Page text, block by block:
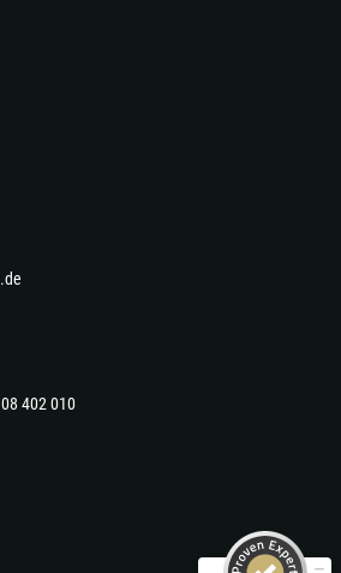
402 010Kundenbewertungen und Erfahrungen zu